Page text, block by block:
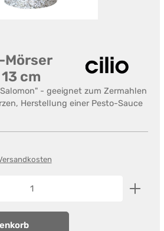
Mörser
cm
- geeignet zum Zermahlen
Herstellung einer Pesto-Sauce
den gewünschten Wert ein